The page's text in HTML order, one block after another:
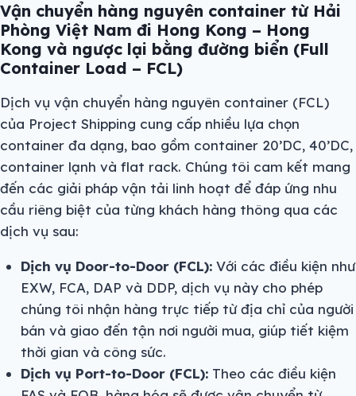
Vận chuyển hàng nguyên container từ Hải
Phòng Việt Nam đi Hong Kong – Hong
Kong và ngược lại bằng đường biển (Full
Container Load – FCL)
Dịch vụ vận chuyển hàng nguyên container (FCL)
của Project Shipping cung cấp nhiều lựa chọn
container đa dạng, bao gồm container 20’DC, 40’DC,
container lạnh và flat rack. Chúng tôi cam kết mang
đến các giải pháp vận tải linh hoạt để đáp ứng nhu
cầu riêng biệt của từng khách hàng thông qua các
dịch vụ sau:
Dịch vụ Door-to-Door (FCL):Với các điều kiện như
EXW, FCA, DAP và DDP, dịch vụ này cho phép
chúng tôi nhận hàng trực tiếp từ địa chỉ của người
bán và giao đến tận nơi người mua, giúp tiết kiệm
thời gian và công sức.
Dịch vụ Port-to-Door (FCL):Theo các điều kiện